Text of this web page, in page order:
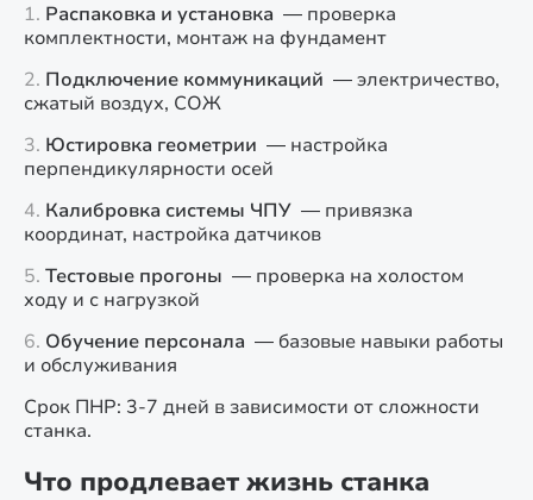
Распаковка и установка — проверка
комплектности, монтаж на фундамент
Подключение коммуникаций — электричество,
сжатый воздух, СОЖ
Юстировка геометрии — настройка
перпендикулярности осей
Калибровка системы ЧПУ — привязка
координат, настройка датчиков
Тестовые прогоны — проверка на холостом
ходу и с нагрузкой
Обучение персонала — базовые навыки работы
и обслуживания
Срок ПНР: 3-7 дней в зависимости от сложности
станка.
Что продлевает жизнь станка